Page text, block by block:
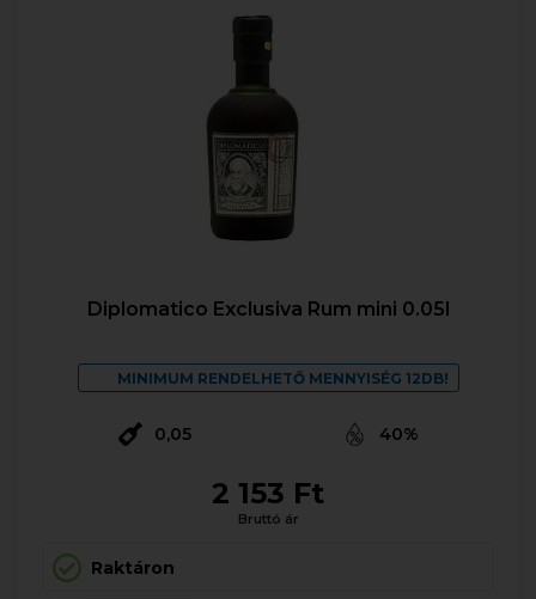
Diplomatico Exclusiva Rum mini 0.05l
MINIMUM RENDELHETŐ MENNYISÉG 12DB!
0,05 40%
2 153 Ft
Bruttó ár
Raktáron